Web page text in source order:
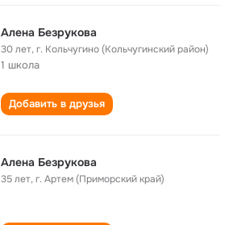
Алена Безрукова
30 лет,г. Кольчугино (Кольчугинский район)
1 школа
Добавить в друзья
Алена Безрукова
35 лет,г. Артем (Приморский край)